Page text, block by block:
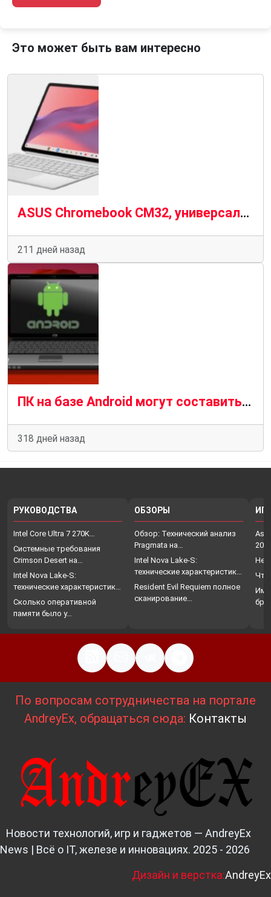
Это может быть вам интересно
ASUS Chromebook CM32, универсальный ChromeOS в формате 2-в-1
211 дней назад
ПК на базе Android могут составить конкуренцию Chromebook
318 дней назад
РУКОВОДСТВА
Intel Core Ultra 7 270K…
Системные требования
Crimson Desert на…
Intel Nova Lake-S:
технические характеристики,
…
Сколько оперативной
памяти было у…
ОБЗОРЫ
Обзор: Технический анализ
Pragmata на…
Intel Nova Lake-S:
технические характеристики,
…
Resident Evil Requiem полное
сканирование…
Что
По вопросам сотрудничества на портале
AndreyEx, обращаться сюда: Контакты
Новости технологий, игр и гаджетов — AndreyEx
News | Всё о IT, железе и инновациях. 2025 - 2026
Дизайн и верстка:AndreyEx